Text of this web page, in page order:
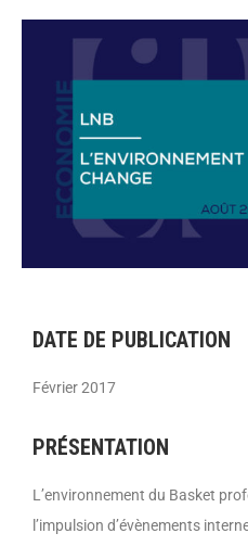
DATE DE PUBLICATION
Février 2017
PRÉSENTATION
L’environnement du Basket
l’impulsion d’évènements